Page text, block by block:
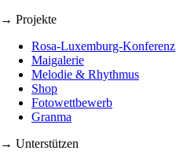
→ Projekte
Rosa-Luxemburg-Konferenz
Maigalerie
Melodie & Rhythmus
Shop
Fotowettbewerb
Granma
→ Unterstützen